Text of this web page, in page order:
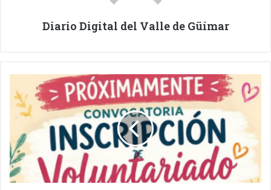
Diario Digital del Valle de Güímar
CARMEN
SE
MUEVE
LLAMA
A
LA
PARTICIPACIÓN
DE